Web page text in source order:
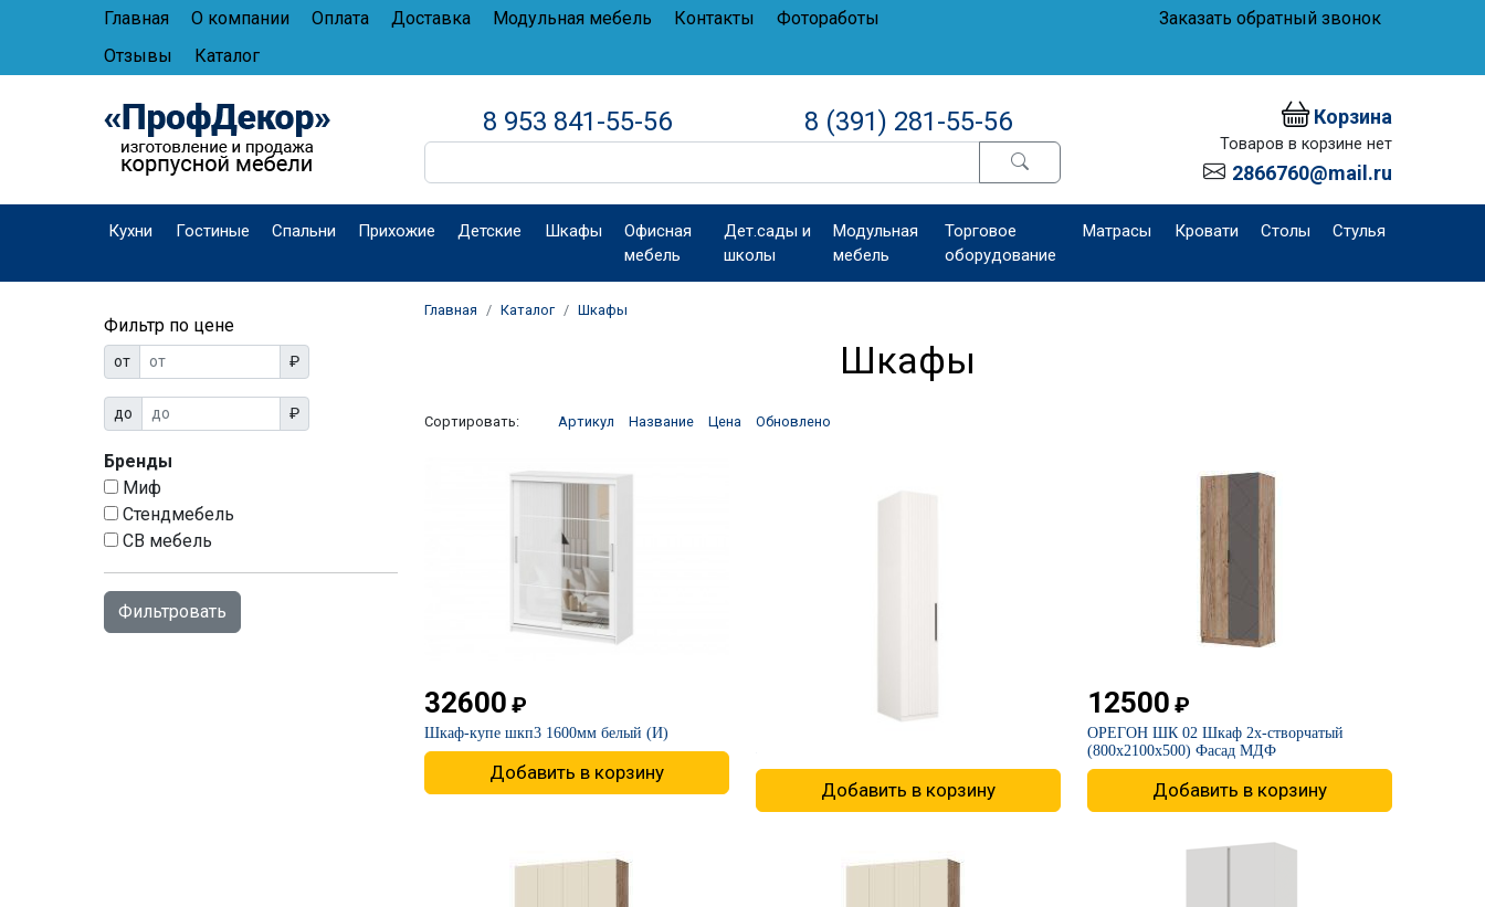
Главная О компании Оплата Доставка Модульная мебель Контакты
Фотоработы
Отзывы
Каталог
Заказать обратный звонок
8 953 841-55-56 8 (391) 281-55-56 Корзина
Товаров в корзине нет
2866760@mail.ru
Кухни Гостиные Спальни Прихожие Детские Шкафы
Офисная
мебель
Дет.сады и
школы
Модульная
мебель
Торговое
оборудование
Матрасы Кровати Столы Стулья
Фильтр по цене
от ₽
до ₽
Бренды
Миф
Стендмебель
СВ мебель
Главная Каталог Шкафы
Шкафы
Сортировать: Артикул Название Цена Обновлено
32600 ₽
Шкаф-купе шкп3 1600мм белый (И)
Добавить в корзину
Добавить в корзину
12500 ₽
​ОРЕГОН ШК 02 Шкаф 2х-створчатый
(800х2100х500) Фасад МДФ
Добавить в корзину